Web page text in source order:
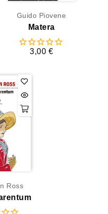
Guido Piovene
Matera
3,00 €
Ross